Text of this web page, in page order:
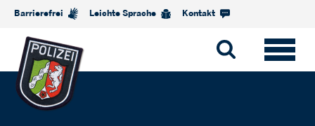
Barrierefrei Leichte Sprache Kontakt